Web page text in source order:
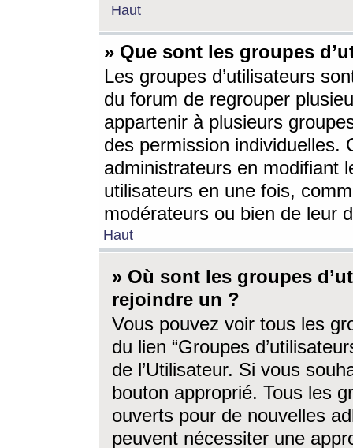
Haut
» Que sont les groupes
Les groupes d’utilisateurs
du forum de regrouper
appartenir à plusieurs
des permission individuelles.
administrateurs en modifiant
utilisateurs en une fois,
modérateurs ou bien de leur
Haut
» Où sont les groupes
rejoindre un ?
Vous pouvez voir tous les
du lien “Groupes
de l’Utilisateur. Si vous
bouton approprié. Tous les
ouverts pour de nouvelles
peuvent nécessiter une